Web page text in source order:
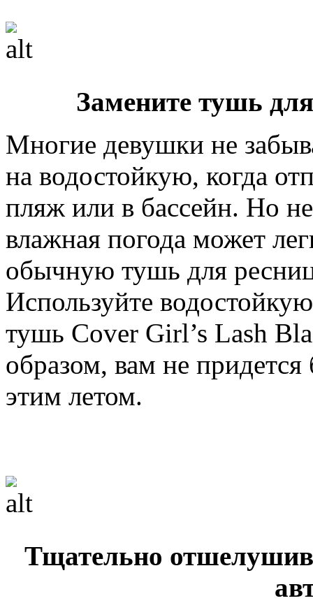
Замените тушь
Многие девушки не
на водостойкую, когда
пляж или в бассейн. Но
влажная погода может
обычную тушь для
Используйте
тушь Cover Girl’s Lash
образом, вам не придется
этим летом.
Тщательно